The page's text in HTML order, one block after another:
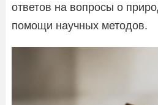
ответов на вопросы о
помощи научных методов.